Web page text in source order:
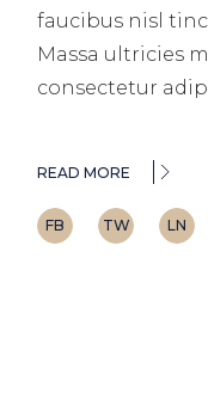
faucibus nisl
Massa ultricies
consectetur
READ MORE
FB TW LN